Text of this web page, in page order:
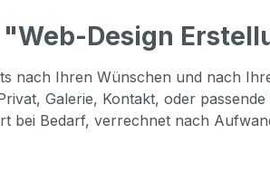
Design
nach Ihren Wünschen und nach
Galerie, Kontakt, oder
bei Bedarf, verrechnet nach